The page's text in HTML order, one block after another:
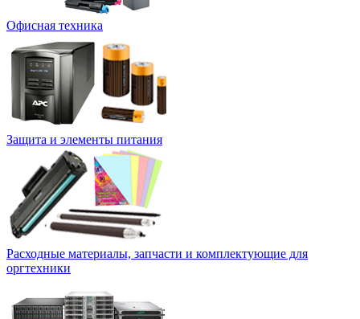
Офисная техника
Защита и элементы питания
Расходные материалы, запчасти и комплектующие для
оргтехники